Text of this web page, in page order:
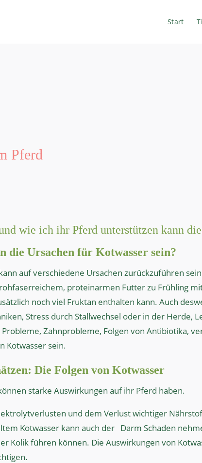
Start
Pferd
wie ich ihr Pferd unterstützen kann
die Ursachen für Kotwasser sein?
auf verschiedene Ursachen zurückzuführen
proteinarmen Futter zu Frühling
noch viel Fruktan enthalten kann. Auch
Stress durch Stallwechsel oder in der Herde,
Zahnprobleme, Folgen von Antibiotika,
Kotwasser sein.
Die Folgen von Kotwasser
starke Auswirkungen auf ihr Pferd haben.
und dem Verlust wichtiger
Kotwasser kann auch der Darm Schaden
Kolik führen können. Die Auswirkungen von